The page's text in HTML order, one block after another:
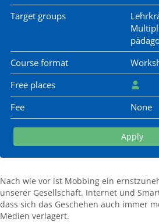
Target groups
Course format
Free places
Fee
None
Apply
Nach wie vor ist Mobbing ein
unserer Gesellschaft. Internet und
dass sich das Geschehen auch immer
Medien verlagert.